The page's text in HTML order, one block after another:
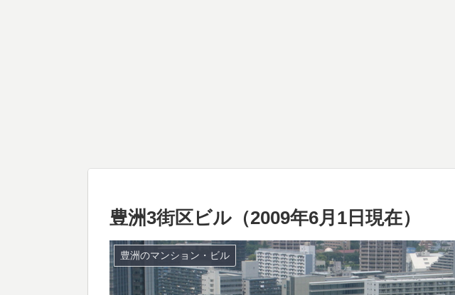
豊洲3街区ビル（2009年6月1日現在）
豊洲のマンション・ビル